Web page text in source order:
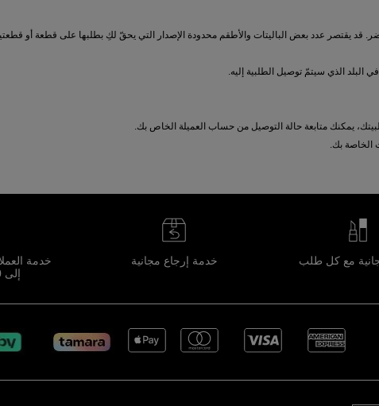
الذي سيتمّ توصيل الطلبية إليه.
يمكنك متابعة حالة التوصيل من حساب العميلة الخاص بك.
الخاصة بك.
مع كل طلب خدمة إرجاع مجانية
إلى 10 مساءً